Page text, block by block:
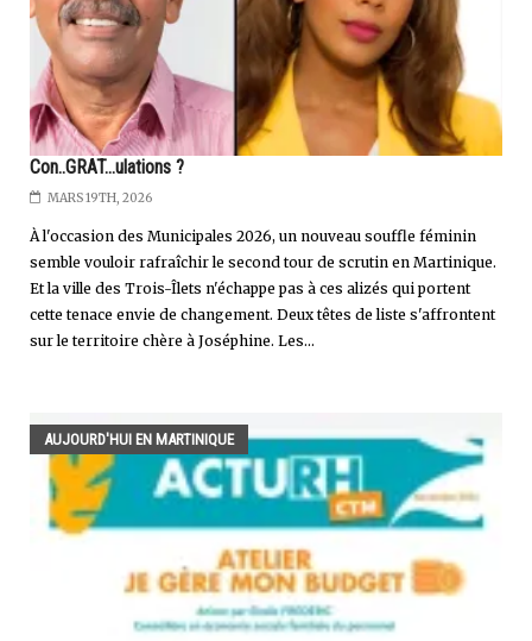
Con..GRAT...ulations ?
MARS 19TH, 2026
À l'occasion des Municipales 2026, un nouveau souffle féminin
semble vouloir rafraîchir le second tour de scrutin en Martinique.
Et la ville des Trois-Îlets n'échappe pas à ces alizés qui portent
cette tenace envie de changement. Deux têtes de liste s'affrontent
sur le territoire chère à Joséphine. Les...
AUJOURD'HUI EN MARTINIQUE